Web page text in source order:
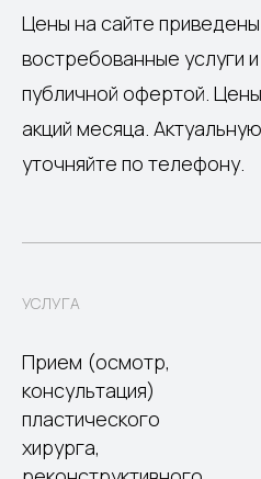
Цены на сайте
востребованные услуги
публичной офертой.
акций месяца.
уточняйте по телефону.
УСЛУГА
Прием (осмотр,
консультация)
пластического
хирурга,